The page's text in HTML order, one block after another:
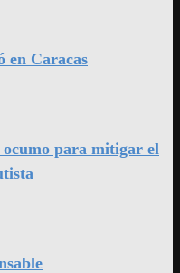
en Caracas
para mitigar el